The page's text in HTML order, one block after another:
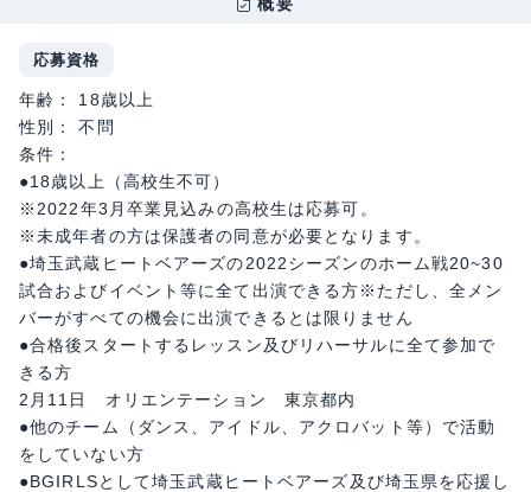
応募資格
年齢： 18歳以上
性別： 不問
条件：
●18歳以上（高校生不可）
※2022年3月卒業見込みの高校生は応募可。
※未成年者の方は保護者の同意が必要となります。
●埼玉武蔵ヒートベアーズの2022シーズンのホーム戦20~30
試合およびイベント等に全て出演できる方※ただし、全メン
バーがすべての機会に出演できるとは限りません
●合格後スタートするレッスン及びリハーサルに全て参加で
きる方
2月11日 オリエンテーション 東京都内
●他のチーム（ダンス、アイドル、アクロバット等）で活動
をしていない方
●BGIRLSとして埼玉武蔵ヒートベアーズ及び埼玉県を応援し